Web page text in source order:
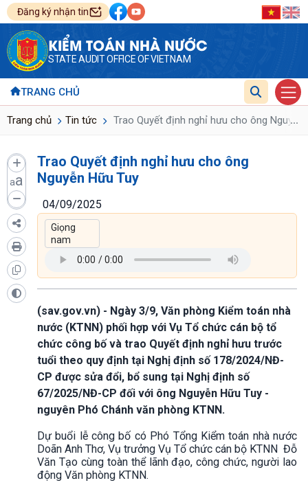
Đăng ký nhận tin
KIỂM TOÁN NHÀ NƯỚC
STATE AUDIT OFFICE OF VIETNAM
TRANG CHỦ
Trang chủ Tin tức Trao Quyết định nghỉ hưu cho ông Nguyễn
...
aa
Trao Quyết định nghỉ hưu cho ông
Nguyễn Hữu Tuy
04/09/2025
(sav.gov.vn) - Ngày 3/9, Văn phòng Kiểm toán nhà
nước (KTNN) phối hợp với Vụ Tổ chức cán bộ tổ
chức công bố và trao Quyết định nghỉ hưu trước
tuổi theo quy định tại Nghị định số 178/2024/NĐ-
CP được sửa đổi, bổ sung tại Nghị định số
67/2025/NĐ-CP đối với ông Nguyễn Hữu Tuy -
nguyên Phó Chánh văn phòng KTNN.
Dự buổi lễ công bố có Phó Tổng Kiểm toán nhà nước
Doãn Anh Thơ, Vụ trưởng Vụ Tổ chức cán bộ KTNN Đỗ
Văn Tạo cùng toàn thể lãnh đạo, công chức, người lao
động Văn phòng KTNN.